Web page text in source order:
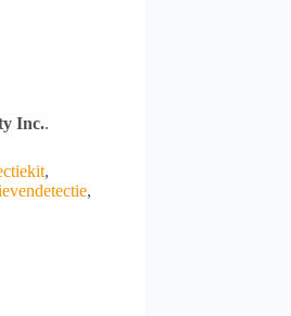
Inc..
,
,